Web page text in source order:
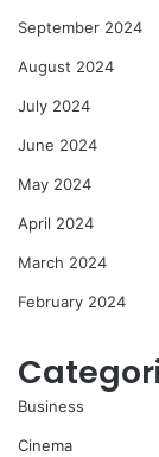
September 2024
August 2024
July 2024
June 2024
May 2024
April 2024
March 2024
February 2024
Business
Cinema